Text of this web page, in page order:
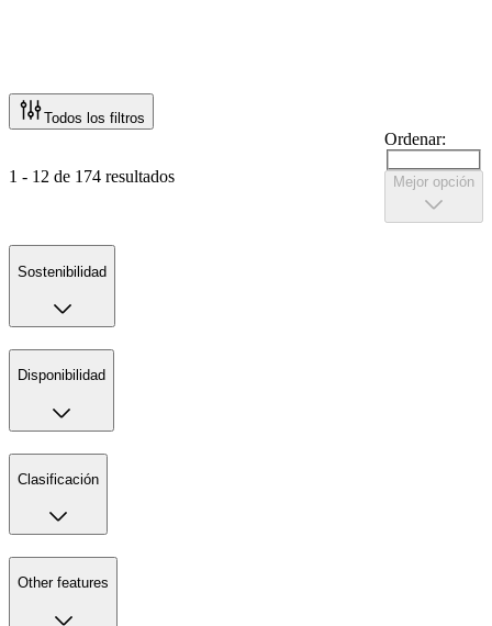
Todos los filtros
1 - 12 de 174 resultados
Ordenar:
Mejor opción
Sostenibilidad
Disponibilidad
Clasificación
Other features